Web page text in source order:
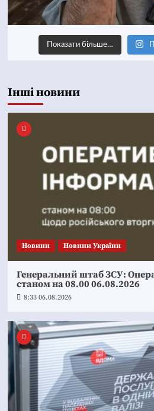
Показати більше…
Інші новини
Новини Новини України
Генеральний штаб ЗСУ:
станом на 08.00 06.08.2026
8:33 06.08.2026